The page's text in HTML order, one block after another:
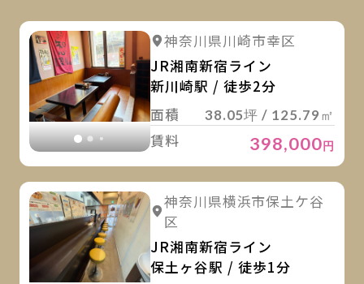
詳細を見る 詳細を見る
神奈川県川崎市幸区
JR湘南新宿ライン
新川崎駅 / 徒歩2分
面積
38.05坪 / 125.79㎡
賃料 398,000円
詳細を見る 詳細を見る
神奈川県横浜市保土ケ谷
区
JR湘南新宿ライン
保土ヶ谷駅 / 徒歩1分